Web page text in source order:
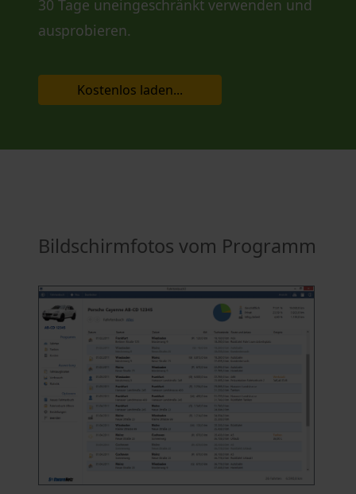
30 Tage uneingeschränkt verwenden und
ausprobieren.
Kostenlos laden...
Bildschirmfotos vom Programm